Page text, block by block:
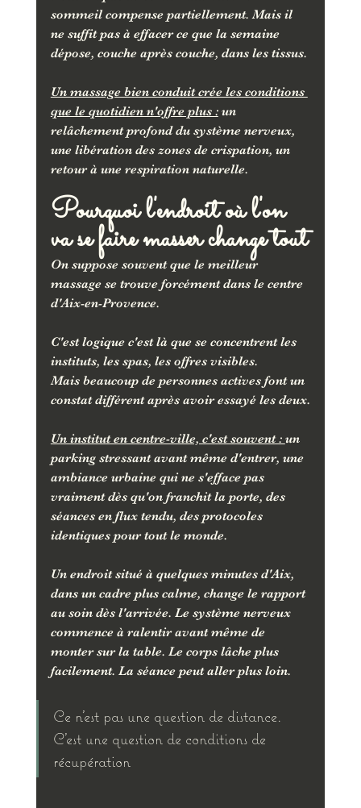
sommeil compense partiellement. Mais il
ne suffit pas à effacer ce que la semaine
dépose, couche après couche, dans les tissus.
Un massage bien conduit crée les conditions
que le quotidien n'offre plus : un
relâchement profond du système nerveux,
une libération des zones de crispation, un
retour à une respiration naturelle.
Pourquoi l'endroit où l'on
va se faire masser change tout
On suppose souvent que le meilleur
massage se trouve forcément dans le centre
d'Aix-en-Provence.
C'est logique c'est là que se concentrent les
instituts, les spas, les offres visibles.
Mais beaucoup de personnes actives font un
constat différent après avoir essayé les deux.
Un institut en centre-ville, c'est souvent : un
parking stressant avant même d'entrer, une
ambiance urbaine qui ne s'efface pas
vraiment dès qu'on franchit la porte, des
séances en flux tendu, des protocoles
identiques pour tout le monde.
Un endroit situé à quelques minutes d'Aix,
dans un cadre plus calme, change le rapport
au soin dès l'arrivée. Le système nerveux
commence à ralentir avant même de
monter sur la table. Le corps lâche plus
facilement. La séance peut aller plus loin.
Ce n'est pas une question de distance.
C'est une question de conditions de
récupération